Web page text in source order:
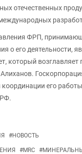
отечественных
ФРП,
о его деятельности,
который возглавляет
его
#НОВОСТЬ
#MRC #